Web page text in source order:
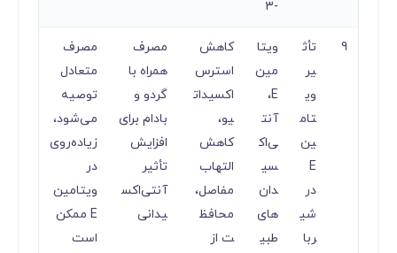
-۳
9
تأث
یر
وی
تام
ین
E
در
شی
ربا
ویتا
مین
E،
آنت
ی‌اک
سی
دان‌
های
طبی
کاهش
استرس
اکسیدات
یو،
کاهش
التهاب
مفاصل،
محافظ
ت از
مصرف
همراه با
گردو و
بادام برای
افزایش
تأثیر
آنتی‌اکس
یدانی
مصرف
متعادل
توصیه
می‌شود،
زیاده‌روی
در
ویتامین
E ممکن
است